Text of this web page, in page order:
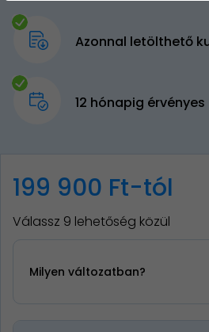
Azonnal letölthető
12 hónapig érvényes
199 900 Ft-tól
Válassz 9 lehetőség közül
Milyen változatban?